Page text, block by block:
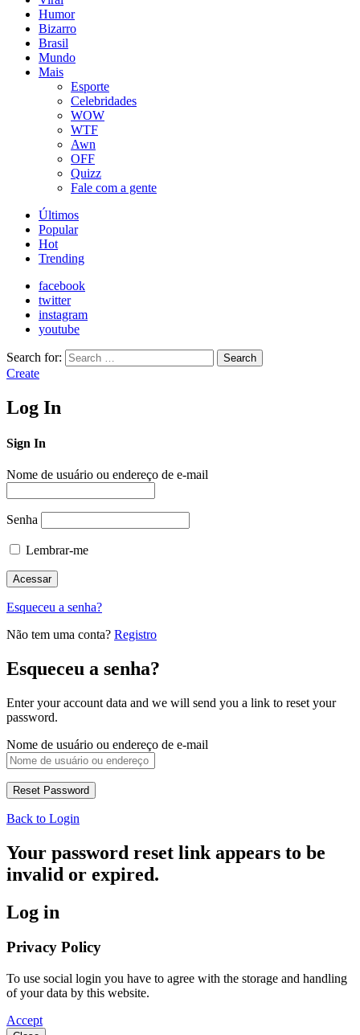
Humor
Bizarro
Brasil
Mundo
Mais
Esporte
Celebridades
WOW
WTF
Awn
OFF
Quizz
Fale com a gente
Últimos
Popular
Hot
Trending
facebook
twitter
instagram
youtube
Search for: Search
Create
Log In
Sign In
Nome de usuário ou endereço de e-mail
Senha
Lembrar-me
Esqueceu a senha?
Não tem uma conta? Registro
Esqueceu a senha?
Enter your account data and we will send you a link to reset your
password.
Nome de usuário ou endereço de e-mail
Back to Login
Your password reset link appears to be
invalid or expired.
Log in
Privacy Policy
To use social login you have to agree with the storage and handling
of your data by this website.
Accept